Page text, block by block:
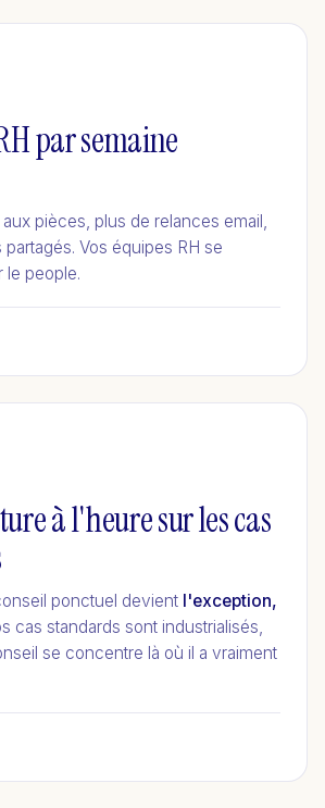
par semaine
pièces, plus de relances email,
Vos équipes RH se
le people.
à l'heure sur les cas
ponctuel devient l'exception,
cas standards sont industrialisés,
se concentre là où il a vraiment